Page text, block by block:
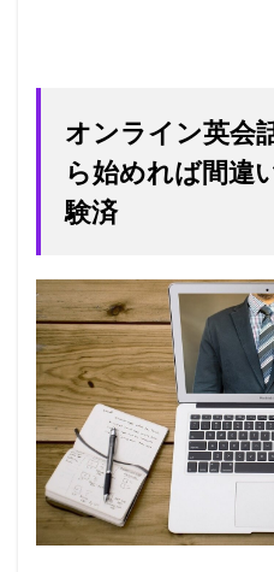
オンライン英会
ら始めれば間違
験済